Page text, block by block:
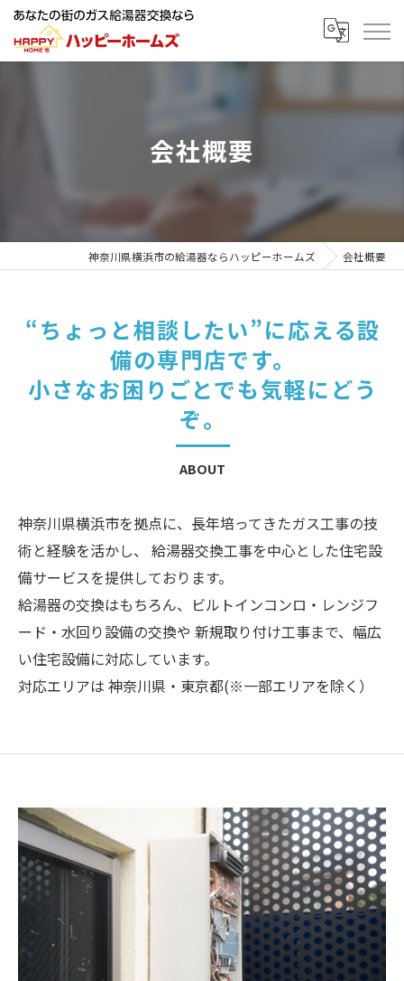
会社概要
神奈川県横浜市の給湯器ならハッピーホームズ 会社概要
“ちょっと相談したい”に応える設
備の専門店です。
小さなお困りごとでも気軽にどう
ぞ。
ABOUT
神奈川県横浜市を拠点に、長年培ってきたガス工事の技
術と経験を活かし、 給湯器交換工事を中心とした住宅設
備サービスを提供しております。
給湯器の交換はもちろん、ビルトインコンロ・レンジフ
ード・水回り設備の交換や 新規取り付け工事まで、幅広
い住宅設備に対応しています。
対応エリアは 神奈川県・東京都(※一部エリアを除く）